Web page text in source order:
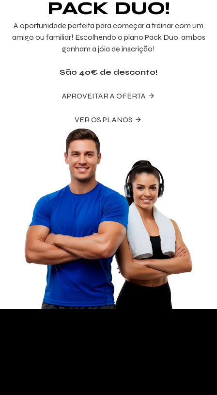
SAIBA MAIS
PACK DUO!
A oportunidade perfeita para começar a treinar com um
amigo ou familiar! Escolhendo o plano Pack Duo, ambos
ganham a jóia de inscrição!
São 40€ de desconto!
APROVEITAR A OFERTA
VER OS PLANOS